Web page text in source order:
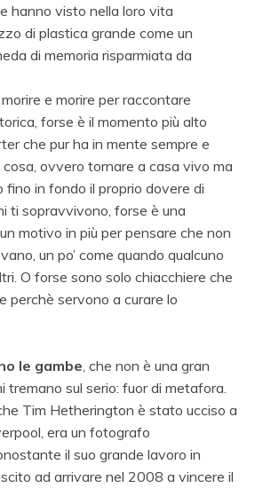
hanno visto nella loro vita
di plastica grande come un
di memoria risparmiata da
morire e morire per raccontare
forse è il momento più alto
che pur ha in mente sempre e
ovvero tornare a casa vivo ma
in fondo il proprio dovere di
ti sopravvivono, forse è una
motivo in più per pensare che non
un po’ come quando qualcuno
O forse sono solo chiacchiere che
perchè servono a curare lo
le gambe , che non è una gran
tremano sul serio: fuor di metafora.
Tim Hetherington è stato ucciso a
era un fotografo
il suo grande lavoro in
ad arrivare nel 2008 a vincere il